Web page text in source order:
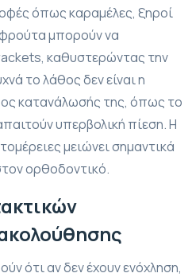
όπως καραμέλες, ξηροί
μπορούν να
καθυστερώντας την
το λάθος δεν είναι η
κατανάλωσής της, όπως το
υπερβολική πίεση. Η
μειώνει σημαντικά
ορθοδοντικό.
ότι αν δεν έχουν ενόχληση,